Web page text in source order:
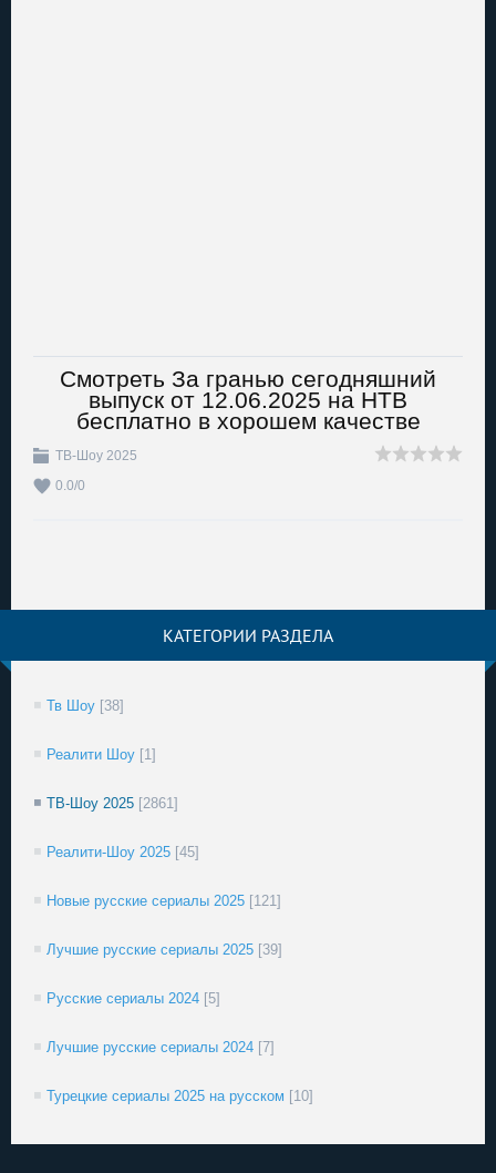
Смотреть За гранью сегодняшний
выпуск от 12.06.2025 на НТВ
бесплатно в хорошем качестве
ТВ-Шоу 2025
0.0/0
КАТЕГОРИИ РАЗДЕЛА
Тв Шоу [38]
Реалити Шоу [1]
ТВ-Шоу 2025 [2861]
Реалити-Шоу 2025 [45]
Новые русские сериалы 2025 [121]
Лучшие русские сериалы 2025 [39]
Русские сериалы 2024 [5]
Лучшие русские сериалы 2024 [7]
Турецкие сериалы 2025 на русском [10]